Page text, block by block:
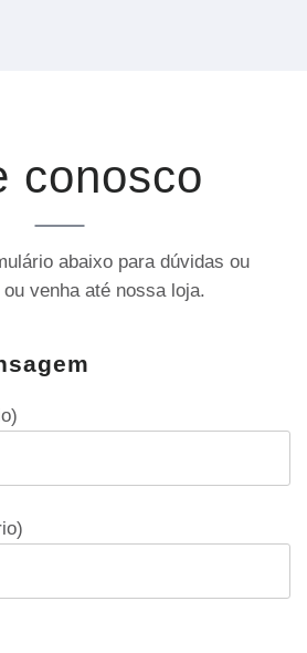
conosco
abaixo para dúvidas ou
venha até nossa loja.